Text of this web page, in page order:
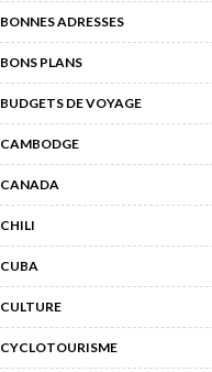
BONNES ADRESSES
BONS PLANS
BUDGETS DE VOYAGE
CAMBODGE
CANADA
CHILI
CUBA
CULTURE
CYCLOTOURISME